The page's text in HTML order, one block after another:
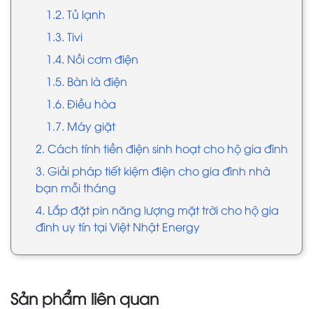
1.2. Tủ lạnh
1.3. Tivi
1.4. Nồi cơm điện
1.5. Bàn là điện
1.6. Điều hòa
1.7. Máy giặt
2. Cách tính tiền điện sinh hoạt cho hộ gia đình
3. Giải pháp tiết kiệm điện cho gia đình nhà
bạn mỗi tháng
4. Lắp đặt pin năng lượng mặt trời cho hộ gia
đình uy tín tại Việt Nhật Energy
Sản phẩm liên quan